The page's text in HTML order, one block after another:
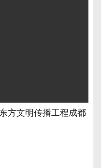
方文明传播工程成都